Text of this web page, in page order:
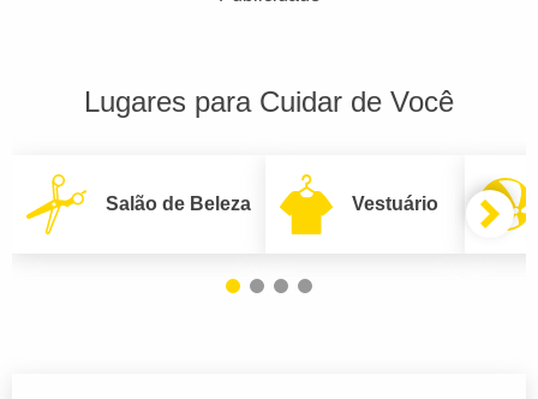
Lugares para Cuidar de Você
Salão de Beleza Vestuário